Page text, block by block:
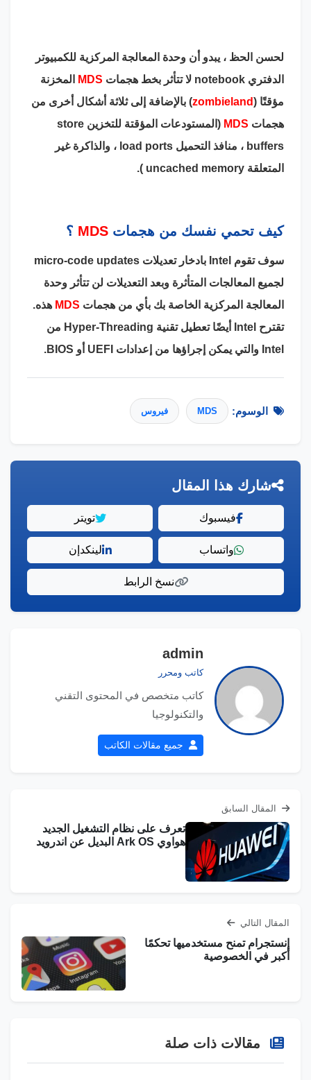
لحسن الحظ ، يبدو أن وحدة المعالجة المركزية للكمبيوتر
الدفتري notebook لا تتأثر بخط هجمات
MDS
المخزنة
مؤقتًا (zombieland) بالإضافة إلى ثلاثة أشكال أخرى من
هجمات MDS
(المستودعات المؤقتة للتخزين store
buffers ، منافذ التحميل load ports ، والذاكرة غير
المتعلقة uncached memory ).
كيف تحمي نفسك من هجمات MDS ؟
سوف تقوم Intel بادخار تعديلات micro-code updates
لجميع المعالجات المتأثرة وبعد التعديلات لن تتأثر وحدة
المعالجة المركزية الخاصة بك بأي من هجمات MDS هذه.
تقترح Intel أيضًا تعطيل تقنية Hyper-Threading من
Intel والتي يمكن إجراؤها من إعدادات UEFI أو BIOS.
الوسوم: MDS فيروس
شارك هذا المقال
فيسبوك تويتر
واتساب لينكدإن
نسخ الرابط
admin
كاتب ومحرر
كاتب متخصص في المحتوى التقني
والتكنولوجيا
جميع مقالات الكاتب
المقال السابق
تعرف على نظام التشغيل الجديد
هواوي Ark OS البديل عن اندرويد
المقال التالي
إنستجرام تمنح مستخدميها تحكمًا
أكبر في الخصوصية
مقالات ذات صلة